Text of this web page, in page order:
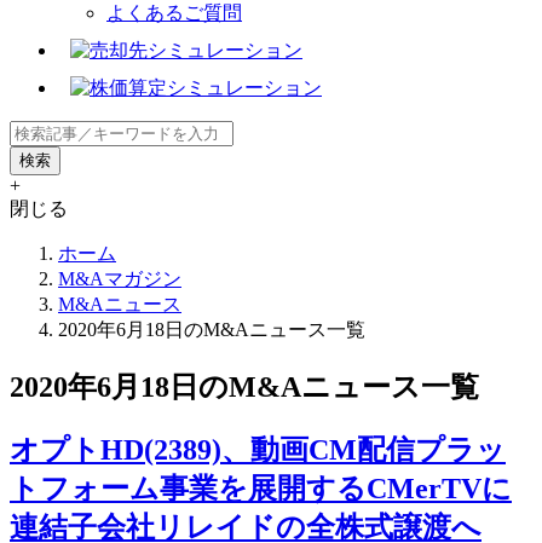
よくあるご質問
+
閉じる
ホーム
M&Aマガジン
M&Aニュース
2020年6月18日のM&Aニュース一覧
2020年6月18日のM&Aニュース一覧
オプトHD(2389)、動画CM配信プラッ
トフォーム事業を展開するCMerTVに
連結子会社リレイドの全株式譲渡へ